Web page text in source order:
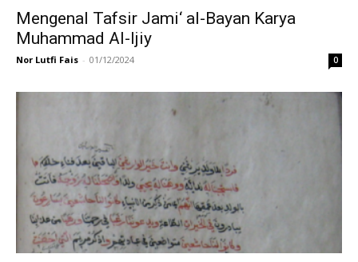
Mengenal Tafsir Jami‘ al-Bayan Karya
Muhammad Al-Ijiy
Nor Lutfi Fais - 01/12/2024 0